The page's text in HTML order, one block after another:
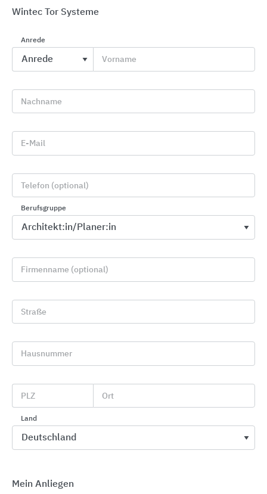
Industrie- und Garagentore
Zugangskontrolle mit Toren, Drehkreuzen und
Schranken
Wintec Tor Systeme
Anrede
Vorname
Nachname
E-Mail
Telefon (optional)
Berufsgruppe
Firmenname (optional)
Straße
Hausnummer
PLZ Ort
Land
Mein Anliegen